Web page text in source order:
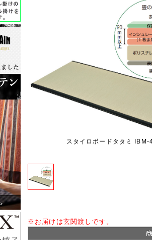
スタイロボードタタミ IBM-
※ お届けは玄関渡しです。